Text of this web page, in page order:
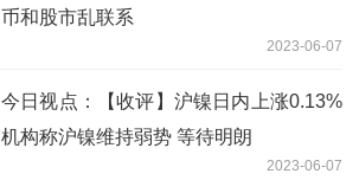
币和股市乱联系
2023-06-07
今日视点：【收评】沪镍日内上涨0.13%
机构称沪镍维持弱势 等待明朗
2023-06-07